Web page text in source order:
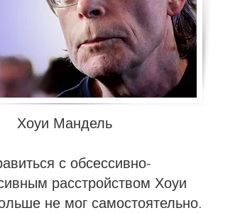
Хоуи Мандель
с обсессивно-
расстройством Хоуи
не мог самостоятельно.